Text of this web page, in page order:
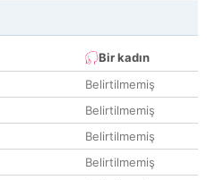
Bir kadın
Belirtilmemiş
Belirtilmemiş
Belirtilmemiş
Belirtilmemiş